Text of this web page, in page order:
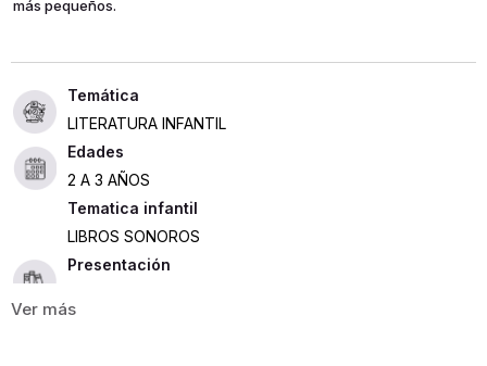
más pequeños.
LITERATURA INFANTIL
Edades
2 A 3 AÑOS
Tematica infantil
LIBROS SONOROS
Presentación